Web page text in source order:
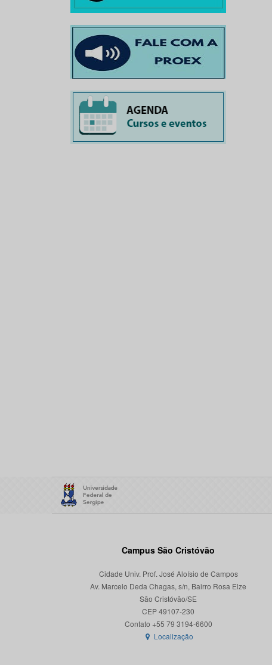
Campus São Cristóvão
Cidade Univ. Prof. José Aloísio de Campos
Av. Marcelo Deda Chagas, s/n, Bairro Rosa Elze
São Cristóvão/SE
CEP 49107-230
Localização